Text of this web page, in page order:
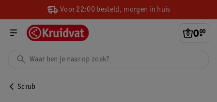
Voor 22:00 besteld, morgen in huis
0.
00
Scrub